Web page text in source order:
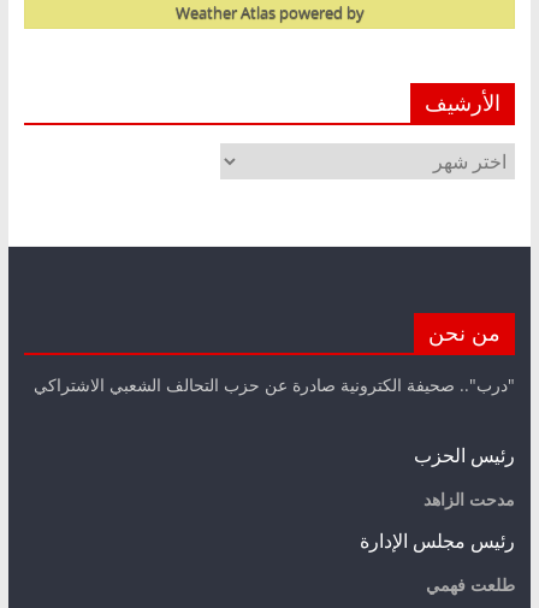
powered by
Weather Atlas
الأرشيف
الأرشيف
من نحن
"درب".. صحيفة الكترونية صادرة عن حزب التحالف الشعبي الاشتراكي
رئيس الحزب
مدحت الزاهد
رئيس مجلس الإدارة
طلعت فهمي